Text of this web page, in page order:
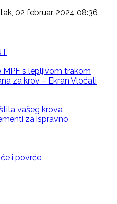
02 februar 2024 08:36
s lepljivom trakom
za krov – Ekran Vločati
vašeg krova
za ispravno
i povrće